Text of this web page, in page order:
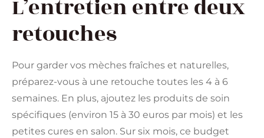
L’entretien entre deux
retouches
Pour garder vos mèches fraîches et naturelles,
préparez-vous à une retouche toutes les 4 à 6
semaines. En plus, ajoutez les produits de soin
spécifiques (environ 15 à 30 euros par mois) et les
petites cures en salon. Sur six mois, ce budget